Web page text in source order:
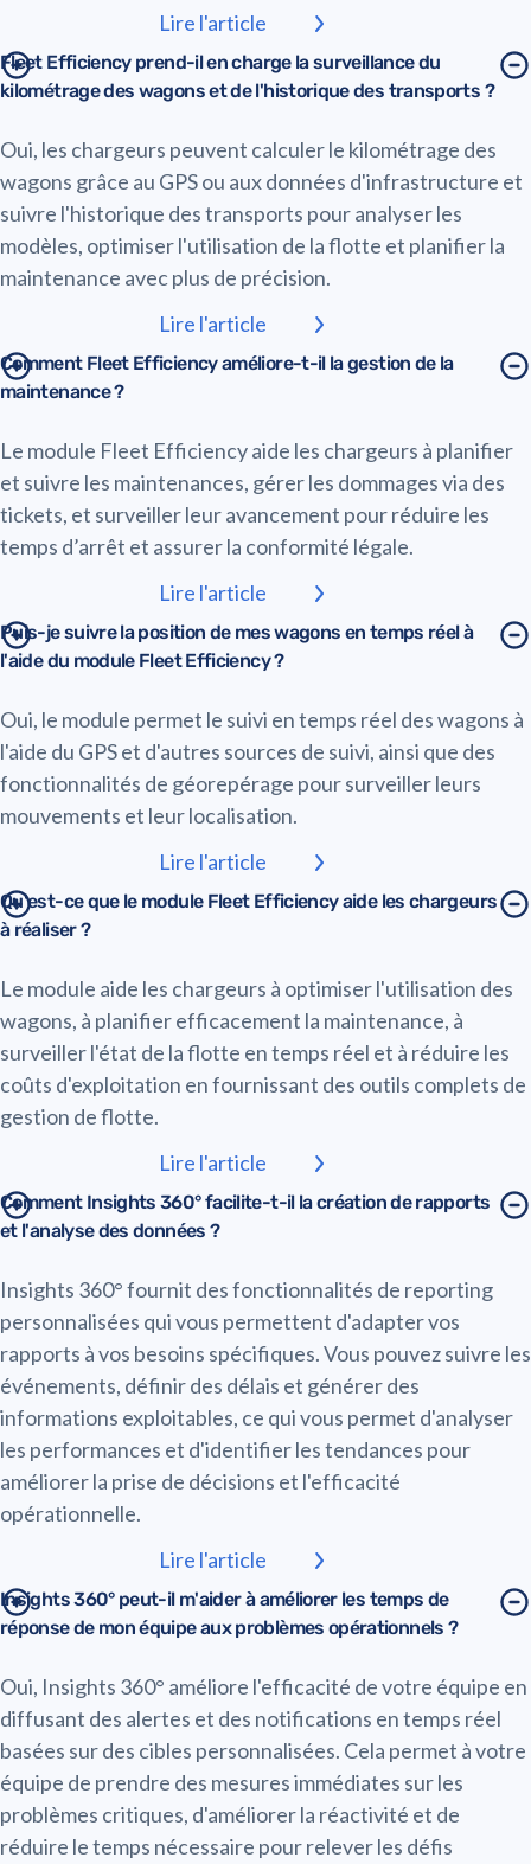
Lire l'article
Fleet Efficiency prend-il en charge la surveillance du
kilométrage des wagons et de l'historique des transports ?
Oui, les chargeurs peuvent calculer le kilométrage des
wagons grâce au GPS ou aux données d'infrastructure et
suivre l'historique des transports pour analyser les
modèles, optimiser l'utilisation de la flotte et planifier la
maintenance avec plus de précision.
Lire l'article
Comment Fleet Efficiency améliore-t-il la gestion de la
maintenance ?
Le module Fleet Efficiency aide les chargeurs à planifier
et suivre les maintenances, gérer les dommages via des
tickets, et surveiller leur avancement pour réduire les
temps d’arrêt et assurer la conformité légale.
Lire l'article
Puis-je suivre la position de mes wagons en temps réel à
l'aide du module Fleet Efficiency ?
Oui, le module permet le suivi en temps réel des wagons à
l'aide du GPS et d'autres sources de suivi, ainsi que des
fonctionnalités de géorepérage pour surveiller leurs
mouvements et leur localisation.
Lire l'article
Qu'est-ce que le module Fleet Efficiency aide les chargeurs
à réaliser ?
Le module aide les chargeurs à optimiser l'utilisation des
wagons, à planifier efficacement la maintenance, à
surveiller l'état de la flotte en temps réel et à réduire les
coûts d'exploitation en fournissant des outils complets de
gestion de flotte.
Lire l'article
Comment Insights 360° facilite-t-il la création de rapports
et l'analyse des données ?
Insights 360° fournit des fonctionnalités de reporting
personnalisées qui vous permettent d'adapter vos
rapports à vos besoins spécifiques. Vous pouvez suivre les
événements, définir des délais et générer des
informations exploitables, ce qui vous permet d'analyser
les performances et d'identifier les tendances pour
améliorer la prise de décisions et l'efficacité
opérationnelle.
Lire l'article
Insights 360° peut-il m'aider à améliorer les temps de
réponse de mon équipe aux problèmes opérationnels ?
Oui, Insights 360° améliore l'efficacité de votre équipe en
diffusant des alertes et des notifications en temps réel
basées sur des cibles personnalisées. Cela permet à votre
équipe de prendre des mesures immédiates sur les
problèmes critiques, d'améliorer la réactivité et de
réduire le temps nécessaire pour relever les défis